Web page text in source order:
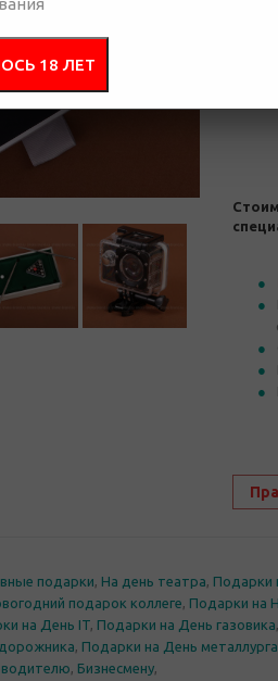
подарки, На день театра, Подарки
подарок коллеге, Подарки на
на День IT, Подарки на День газовика,
, Подарки на День металлурга
, Бизнесмену,
18 ЛЕТ